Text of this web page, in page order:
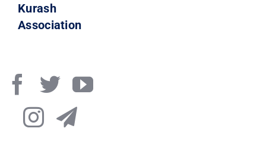
Kurash
Association